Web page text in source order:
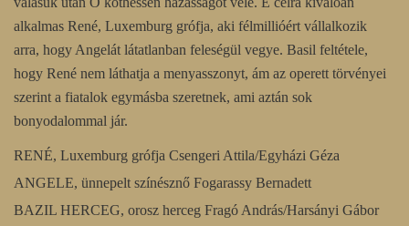
alkalmas René, Luxemburg grófja, aki félmillióért vállalkozik
arra, hogy Angelát látatlanban feleségül vegye. Basil feltétele,
hogy René nem láthatja a menyasszonyt, ám az operett törvényei
szerint a fiatalok egymásba szeretnek, ami aztán sok
bonyodalommal jár.
RENÉ, Luxemburg grófja Csengeri Attila/Egyházi Géza
ANGELE, ünnepelt színésznő Fogarassy Bernadett
BAZIL HERCEG, orosz herceg Fragó András/Harsányi Gábor